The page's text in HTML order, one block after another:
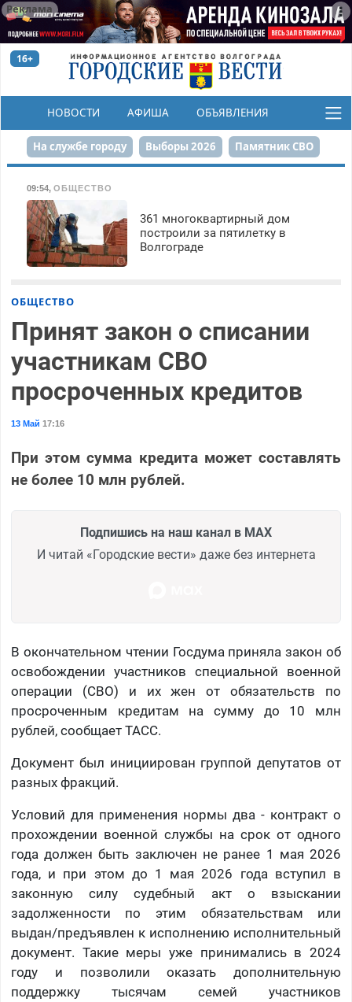
Реклама
16+
НОВОСТИ АФИША ОБЪЯВЛЕНИЯ
КОНКУРСЫ
На службе городу Выборы 2026 Памятник СВО
Набережная День Победы Реконструкция ЦПКиО
80-летие Победы Парк Героев-летчиков
09:54, ОБЩЕСТВО
361 многоквартирный дом
построили за пятилетку в
Волгограде
ОБЩЕСТВО
Принят закон о списании
участникам СВО
просроченных кредитов
13 Май 17:16
При этом сумма кредита может составлять
не более 10 млн рублей.
Подпишись на наш канал в MAX
И читай «Городские вести» даже без интернета
В окончательном чтении Госдума приняла закон об
освобождении участников специальной военной
операции (СВО) и их жен от обязательств по
просроченным кредитам на сумму до 10 млн
рублей, сообщает ТАСС.
Документ был инициирован группой депутатов от
разных фракций.
Условий для применения нормы два - контракт о
прохождении военной службы на срок от одного
года должен быть заключен не ранее 1 мая 2026
года, и при этом до 1 мая 2026 года вступил в
законную силу судебный акт о взыскании
задолженности по этим обязательствам или
выдан/предъявлен к исполнению исполнительный
документ. Такие меры уже принимались в 2024
году и позволили оказать дополнительную
поддержку тысячам семей участников